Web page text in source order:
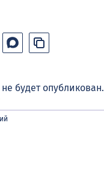
будет опубликован.